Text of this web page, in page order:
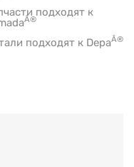
подходят к
Â®
подходят к DepaÂ®